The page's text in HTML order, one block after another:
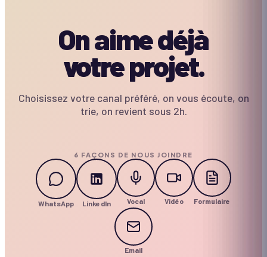
On aime déjà
votre projet.
Choisissez votre canal préféré, on vous écoute, on
trie, on revient sous 2h.
6 FAÇONS DE NOUS JOINDRE
WhatsApp LinkedIn Vocal Vidéo Formulaire
Email